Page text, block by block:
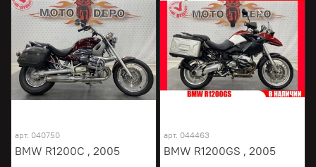
арт. 040750
BMW R1200C , 2005
арт. 044463
BMW R1200GS , 2005